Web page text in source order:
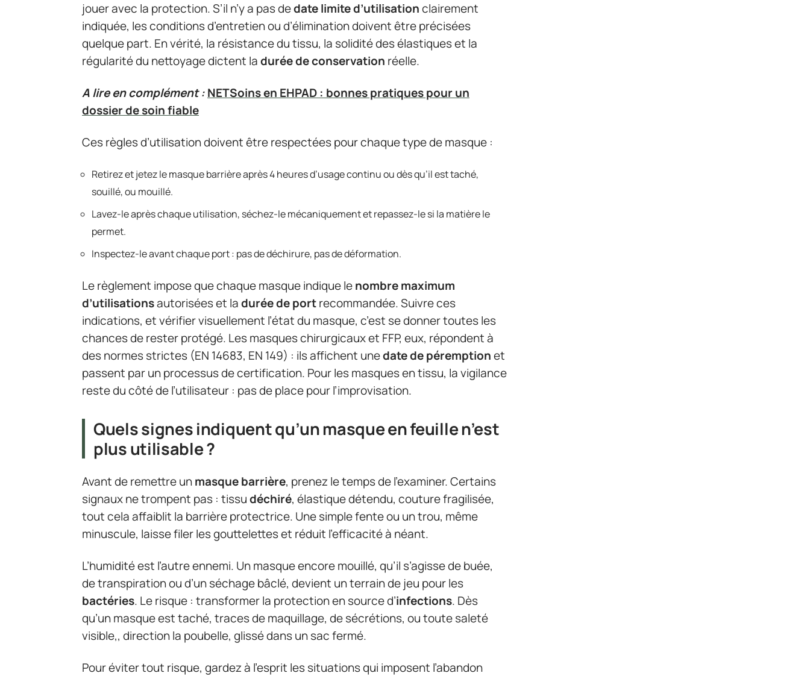
jouer avec la protection. S’il n’y a pas dedate limite d’utilisationclairement
indiquée, les conditions d’entretien ou d’élimination doivent être précisées
quelque part. En vérité, la résistance du tissu, la solidité des élastiques et la
régularité du nettoyage dictent ladurée de conservation réelle.
A lire en complément :NETSoins en EHPAD : bonnes pratiques pour un
dossier de soin fiable
Ces règles d’utilisation doivent être respectées pour chaque type de masque :
Retirez et jetez le masque barrière après 4 heures d’usage continu ou dès qu’il est taché,
souillé, ou mouillé.
Lavez-le après chaque utilisation, séchez-le mécaniquement et repassez-le si la matière le
permet.
Inspectez-le avant chaque port : pas de déchirure, pas de déformation.
Le règlement impose que chaque masque indique lenombre maximum
d’utilisationsautorisées et ladurée de portrecommandée. Suivre ces
indications, et vérifier visuellement l’état du masque, c’est se donner toutes les
chances de rester protégé. Les masques chirurgicaux et FFP, eux, répondent à
des normes strictes (EN 14683, EN 149) : ils affichent unedate de péremptionet
passent par un processus de certification. Pour les masques en tissu, la vigilance
reste du côté de l’utilisateur : pas de place pour l’improvisation.
Quels signes indiquent qu’un masque en feuille n’est
plus utilisable ?
Avant de remettre unmasque barrière, prenez le temps de l’examiner. Certains
signaux ne trompent pas : tissudéchiré, élastique détendu, couture fragilisée,
tout cela affaiblit la barrière protectrice. Une simple fente ou un trou, même
minuscule, laisse filer les gouttelettes et réduit l’efficacité à néant.
L’humidité est l’autre ennemi. Un masque encore mouillé, qu’il s’agisse de buée,
de transpiration ou d’un séchage bâclé, devient un terrain de jeu pour les
bactéries. Le risque : transformer la protection en source d’infections. Dès
qu’un masque est taché, traces de maquillage, de sécrétions, ou toute saleté
visible,, direction la poubelle, glissé dans un sac fermé.
Pour éviter tout risque, gardez à l’esprit les situations qui imposent l’abandon